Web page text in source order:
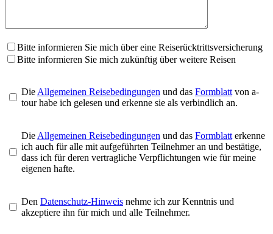
Bitte informieren Sie mich über eine Reiserücktrittsversicherung
Bitte informieren Sie mich zukünftig über weitere Reisen
Die Allgemeinen Reisebedingungen und das Formblatt von a-
tour habe ich gelesen und erkenne sie als verbindlich an.
Die Allgemeinen Reisebedingungen und das Formblatt erkenne
ich auch für alle mit aufgeführten Teilnehmer an und bestätige,
dass ich für deren vertragliche Verpflichtungen wie für meine
eigenen hafte.
Den Datenschutz-Hinweis nehme ich zur Kenntnis und
akzeptiere ihn für mich und alle Teilnehmer.